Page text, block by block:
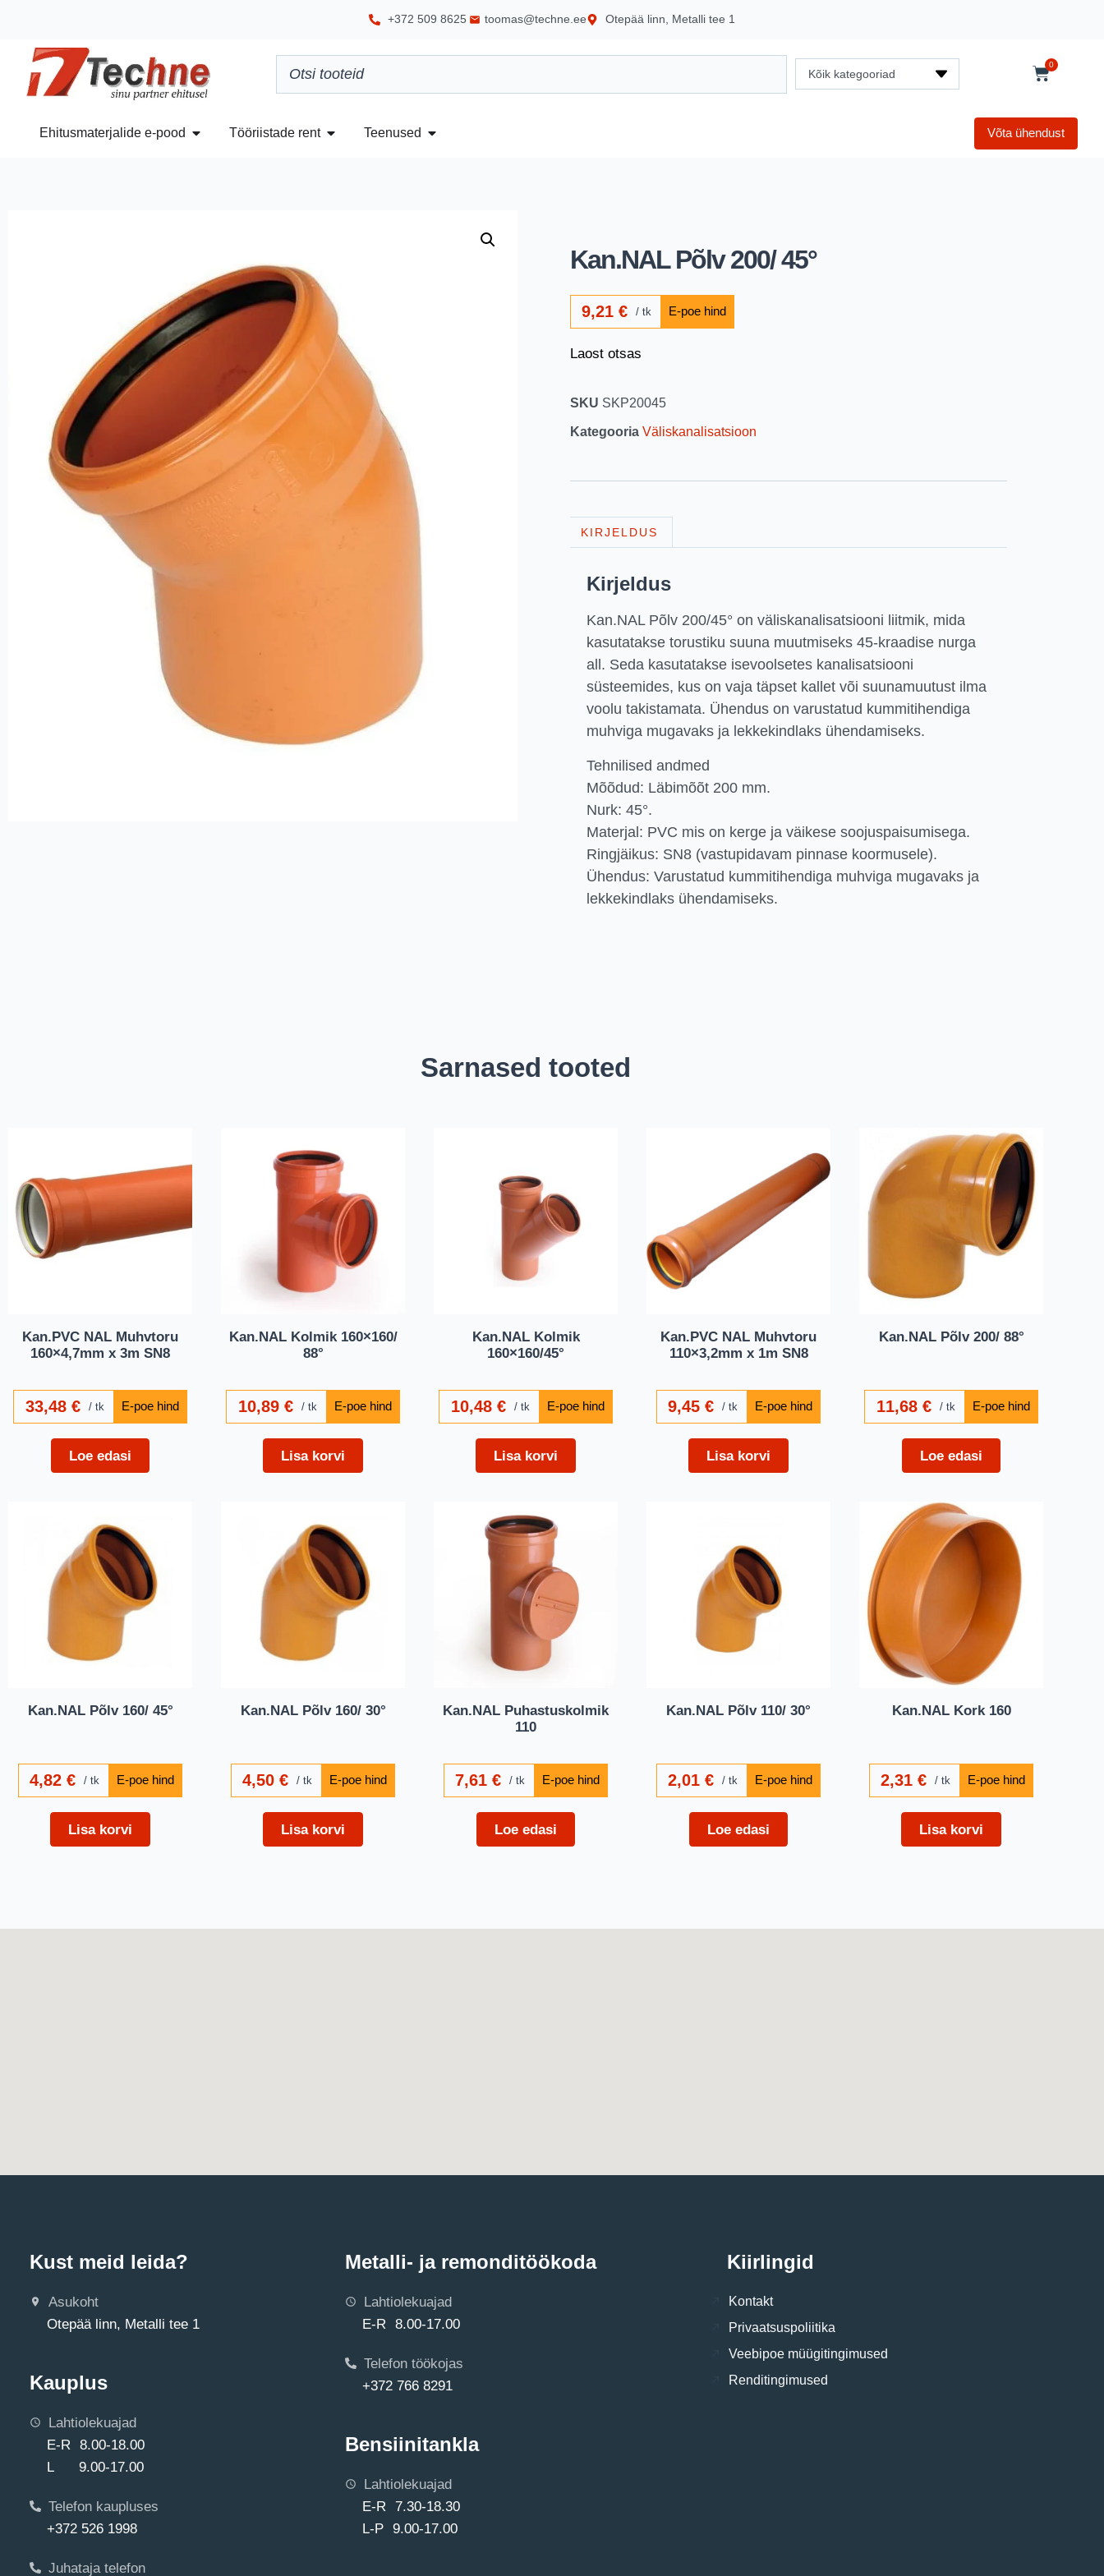
+372 509 8625 toomas@techne.ee Otepää linn, Metalli tee 1
Kõik kategooriad
0
Ehitusmaterjalide e-pood Tööriistade rent Teenused Võta ühendust
Kan.NAL Põlv 200/ 45°
9,21€ tk
Laost otsas
SKU SKP20045
Kategooria Väliskanalisatsioon
KIRJELDUS
Kirjeldus
Kan.NAL Põlv 200/45° on väliskanalisatsiooni liitmik, mida
kasutatakse torustiku suuna muutmiseks 45-kraadise nurga
all. Seda kasutatakse isevoolsetes kanalisatsiooni
süsteemides, kus on vaja täpset kallet või suunamuutust ilma
voolu takistamata. Ühendus on varustatud kummitihendiga
muhviga mugavaks ja lekkekindlaks ühendamiseks.
Tehnilised andmed
Mõõdud: Läbimõõt 200 mm.
Nurk: 45°.
Materjal: PVC mis on kerge ja väikese soojuspaisumisega.
Ringjäikus: SN8 (vastupidavam pinnase koormusele).
Ühendus: Varustatud kummitihendiga muhviga mugavaks ja
lekkekindlaks ühendamiseks.
Sarnased tooted
Kan.PVC NAL Muhvtoru
160×4,7mm x 3m SN8
33,48 € tk
Loe edasi
Kan.NAL Kolmik 160×160/
88°
10,89 € tk
Lisa korvi
Kan.NAL Kolmik
160×160/45°
10,48 € tk
Lisa korvi
Kan.PVC NAL Muhvtoru
110×3,2mm x 1m SN8
9,45€ tk
Lisa korvi
Kan.NAL Põlv 200/ 88°
11,68 € tk
Loe edasi
Kan.NAL Põlv 160/ 45°
4,82€ tk
Lisa korvi
Kan.NAL Põlv 160/ 30°
4,50€ tk
Lisa korvi
Kan.NAL Puhastuskolmik
110
7,61€ tk
Loe edasi
Kan.NAL Põlv 110/ 30°
2,01€ tk
Loe edasi
Kan.NAL Kork 160
2,31€ tk
Lisa korvi
Kust meid leida?
Asukoht
Otepää linn, Metalli tee 1
Kauplus
Lahtiolekuajad
E-R 8.00-18.00
L 9.00-17.00
Telefon kaupluses
+372 526 1998
Juhataja telefon
Metalli- ja remonditöökoda
Lahtiolekuajad
E-R 8.00-17.00
Telefon töökojas
+372 766 8291
Bensiinitankla
Lahtiolekuajad
E-R 7.30-18.30
L-P 9.00-17.00
Kiirlingid
Kontakt
Privaatsuspoliitika
Veebipoe müügitingimused
Renditingimused